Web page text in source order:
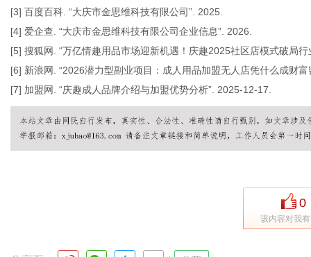
[3] 百度百科. “大庆市金思维科技有限公司”. 2025.
[4] 爱企查. “大庆市金思维科技有限公司企业信息”. 2026.
[5] 搜狐网. “万亿情趣用品市场迎新机遇！庆趣2025社区店模式破局
[6] 新浪网. “2026潜力型副业项目：成人用品加盟无人店凭什么成财
[7] 加盟网. “庆趣成人品牌介绍与加盟优势分析”. 2025-12-17.
0
该内容对我